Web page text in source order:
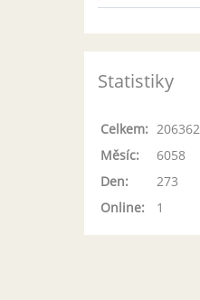
Statistiky
Online: 1
Celkem: 206362
Měsíc:
6058
Den:
273